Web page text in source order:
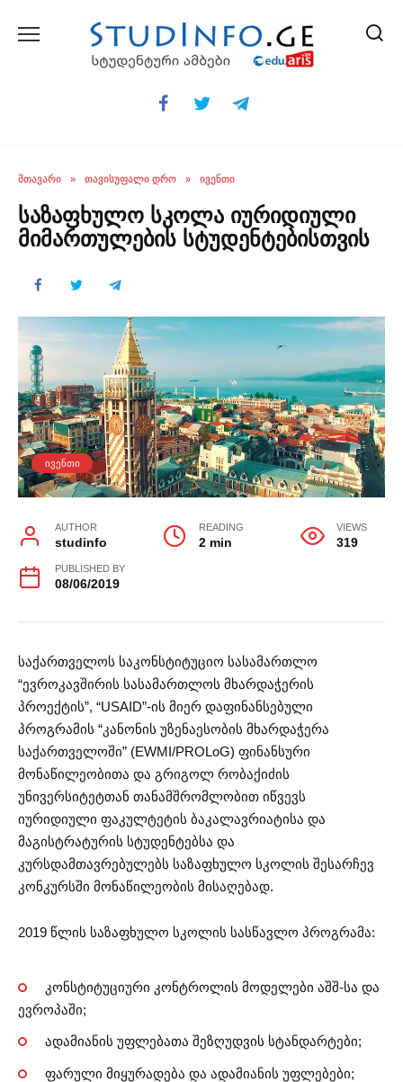
ᲛᲗᲐᲕᲐᲠᲘ » ᲗᲐᲕᲘᲡᲣᲤᲐᲚᲘ ᲓᲠᲝ » ᲘᲕᲔᲜᲗᲘ
საზაფხულო სკოლა იურიდიული
მიმართულების სტუდენტებისთვის
ᲘᲕᲔᲜᲗᲘ
AUTHOR
studinfo
READING
2 min
VIEWS
319
PUBLISHED BY
08/06/2019
საქართველოს საკონსტიტუციო სასამართლო
“ევროკავშირის სასამართლოს მხარდაჭერის
პროექტის”, “USAID”-ის მიერ დაფინანსებული
პროგრამის “კანონის უზენაესობის მხარდაჭერა
საქართველოში” (EWMI/PROLoG) ფინანსური
მონაწილეობითა და გრიგოლ რობაქიძის
უნივერსიტეტთან თანამშრომლობით იწვევს
იურიდიული ფაკულტეტის ბაკალავრიატისა და
მაგისტრატურის სტუდენტებსა და
კურსდამთავრებულებს საზაფხულო სკოლის შესარჩევ
კონკურსში მონაწილეობის მისაღებად.
2019 წლის საზაფხულო სკოლის სასწავლო პროგრამა:
კონსტიტუციური კონტროლის მოდელები აშშ-სა და
ევროპაში;
ადამიანის უფლებათა შეზღუდვის სტანდარტები;
ფარული მიყურადება და ადამიანის უფლებები;